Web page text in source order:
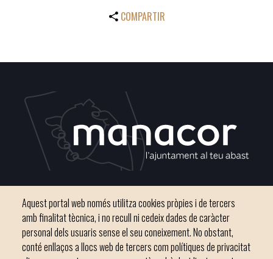
COMPARTIR
Telèfon 971 84 91 00 - CIF: P0703300D
Aquest portal web només utilitza cookies pròpies i de tercers
amb finalitat tècnica, i no recull ni cedeix dades de caràcter
personal dels usuaris sense el seu coneixement. No obstant,
conté enllaços a llocs web de tercers com polítiques de privacitat